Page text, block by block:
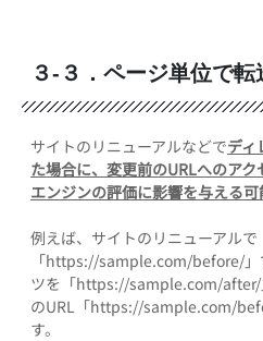
３-３．ページ単位で転
サイトのリニューアルなどでディ
た場合に、変更前のURLへのア
エンジンの評価に影響を与える
例えば、サイトのリニューアルで
「https://sample.com/before/」
ツを「https://sample.com/after/
のURL「https://sample.com/
す。